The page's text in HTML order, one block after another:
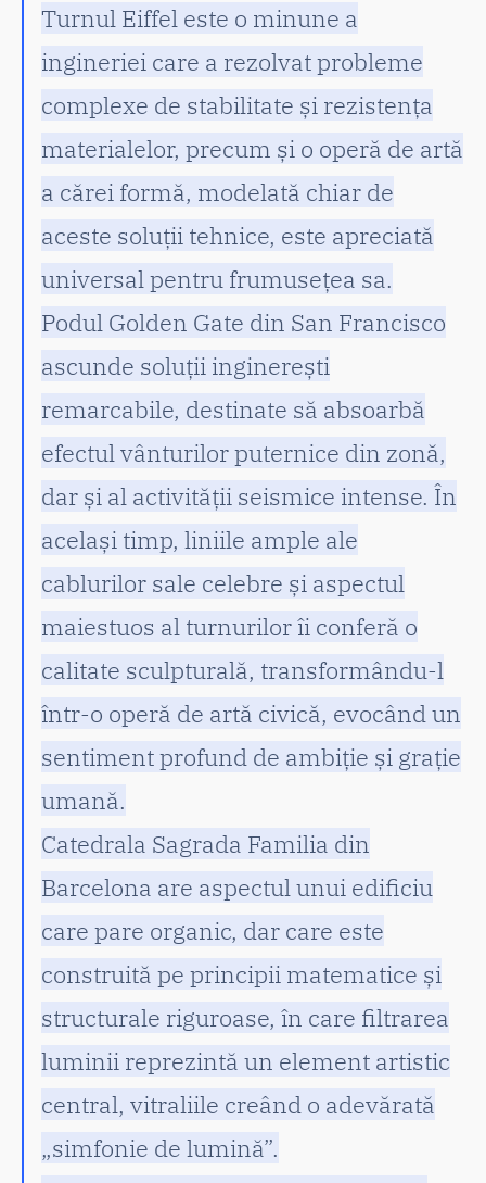
Turnul Eiffel este o minune a
ingineriei care a rezolvat probleme
complexe de stabilitate și rezistența
materialelor, precum și o operă de artă
a cărei formă, modelată chiar de
aceste soluții tehnice, este apreciată
universal pentru frumusețea sa.
Podul Golden Gate din San Francisco
ascunde soluții inginerești
remarcabile, destinate să absoarbă
efectul vânturilor puternice din zonă,
dar și al activității seismice intense. În
același timp, liniile ample ale
cablurilor sale celebre și aspectul
maiestuos al turnurilor îi conferă o
calitate sculpturală, transformându-l
într-o operă de artă civică, evocând un
sentiment profund de ambiție și grație
umană.
Catedrala Sagrada Familia din
Barcelona are aspectul unui edificiu
care pare organic, dar care este
construită pe principii matematice și
structurale riguroase, în care filtrarea
luminii reprezintă un element artistic
central, vitraliile creând o adevărată
„simfonie de lumină”.